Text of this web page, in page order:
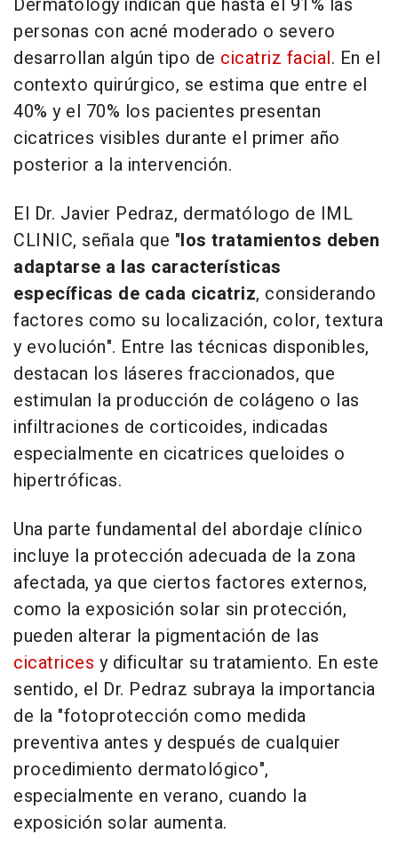
Dermatologyindican que hasta el 91% las
personas con acné moderado o severo
desarrollan algún tipo de cicatriz facial. En el
contexto quirúrgico, se estima que entre el
40% y el 70% los pacientes presentan
cicatrices visibles durante el primer año
posterior a la intervención.
El Dr. Javier Pedraz, dermatólogo de IML
CLINIC, señala que "los tratamientos deben
adaptarse a las características
específicas de cada cicatriz, considerando
factores como su localización, color, textura
y evolución". Entre las técnicas disponibles,
destacan los láseres fraccionados, que
estimulan la producción de colágeno o las
infiltraciones de corticoides, indicadas
especialmente en cicatrices queloides o
hipertróficas.
Una parte fundamental del abordaje clínico
incluye la protección adecuada de la zona
afectada, ya que ciertos factores externos,
como la exposición solar sin protección,
pueden alterar la pigmentación de las
cicatrices y dificultar su tratamiento. En este
sentido, el Dr. Pedraz subraya la importancia
de la "fotoprotección como medida
preventiva antes y después de cualquier
procedimiento dermatológico",
especialmente en verano, cuando la
exposición solar aumenta.